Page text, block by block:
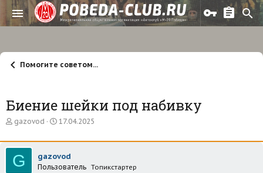
Помогите советом...
Биение шейки под набивку
А
т
о
р
т
gazovod
Д
т
н
а
17.04.2025
G gazovod
Пользователь Топикстартер